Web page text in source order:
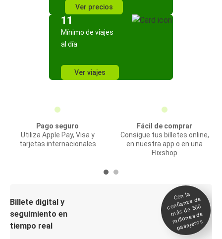
Ver precios
11
Mínimo de viajes
al día
Ver viajes
Pago seguro
Utiliza Apple Pay, Visa y
tarjetas internacionales
Fácil de comprar
Consigue tus billetes online,
en nuestra app o en una
Flixshop
Billete digital y
seguimiento en
tiempo real
Con la
confianza de
más de 500
millones de
pasajeros